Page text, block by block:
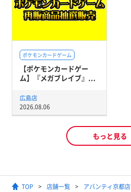
ポケモンカードゲーム
【ポケモンカードゲー
ム】『メガブレイブ』...
広島店
2026.08.06
もっと見る
TOP 店舗一覧 アバンティ京都店